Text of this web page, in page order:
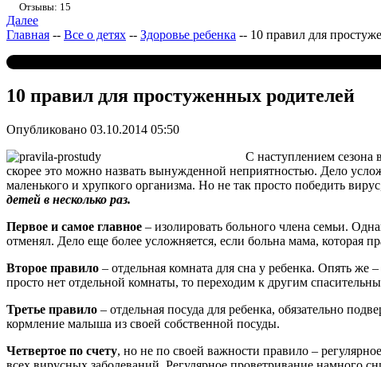
Отзывы: 15
Далее
Главная -- Все о детях -- Здоровье ребенка -- 10 правил для
10 правил для простуженных родителей
Опубликовано 03.10.2014 05:50
С наступлением сезона
скорее это можно назвать вынужденной неприятностью. Дело
маленького и хрупкого организма. Но не так просто победить
детей в несколько раз.
Первое и самое главное – изолировать больного члена семьи.
отменял. Дело еще более усложняется, если больна мама, которая
Второе правило – отдельная комната для сна у ребенка. Опять же
просто нет отдельной комнаты, то переходим к другим
Третье правило – отдельная посуда для ребенка, обязательно
кормление малыша из своей собственной посуды.
Четвертое по счету, но не по своей важности правило –